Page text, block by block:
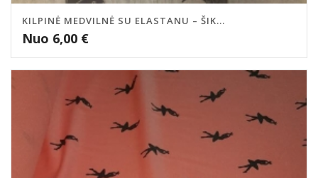
KILPINĖ MEDVILNĖ SU ELASTANU – ŠIK...
Nuo 6,00 €